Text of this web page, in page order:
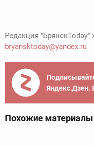
Редакция
bryansktoday@yandex.ru
Яндекс.Дзен.
Похожие материалы